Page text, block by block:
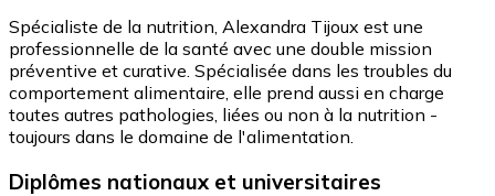
Spécialiste de la nutrition, Alexandra Tijoux est une
professionnelle de la santé avec une double mission
préventive et curative. Spécialisée dans les troubles du
comportement alimentaire, elle prend aussi en charge
toutes autres pathologies, liées ou non à la nutrition -
toujours dans le domaine de l'alimentation.
Diplômes nationaux et universitaires